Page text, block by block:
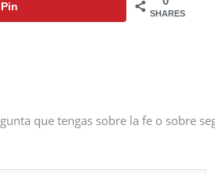
SHARES
Pin
que tengas sobre la fe o sobre